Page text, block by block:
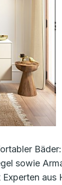
sowie
aus